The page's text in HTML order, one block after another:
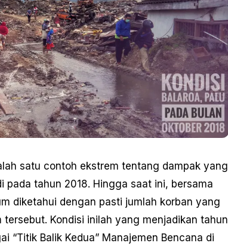
satu contoh ekstrem tentang dampak yang
tahun 2018. Hingga saat ini, bersama
diketahui dengan pasti jumlah korban yang
Kondisi inilah yang menjadikan tahun
“Titik Balik Kedua” Manajemen Bencana di